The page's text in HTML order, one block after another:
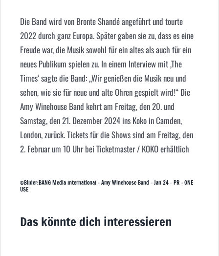
Die Band wird von Bronte Shandé angeführt und tourte
2022 durch ganz Europa. Später gaben sie zu, dass es eine
Freude war, die Musik sowohl für ein altes als auch für ein
neues Publikum spielen zu. In einem Interview mit ‚The
Times‘ sagte die Band: „Wir genießen die Musik neu und
sehen, wie sie für neue und alte Ohren gespielt wird!“ Die
Amy Winehouse Band kehrt am Freitag, den 20. und
Samstag, den 21. Dezember 2024 ins Koko in Camden,
London, zurück. Tickets für die Shows sind am Freitag, den
2. Februar um 10 Uhr bei Ticketmaster / KOKO erhältlich
©Bilder:BANG Media International – Amy Winehouse Band – Jan 24 – PR – ONE
USE
Das könnte dich interessieren